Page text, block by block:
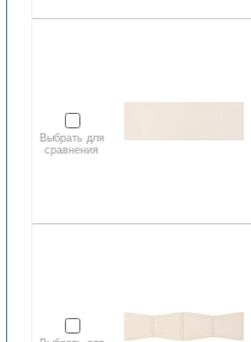
Выбрать для
сравнения